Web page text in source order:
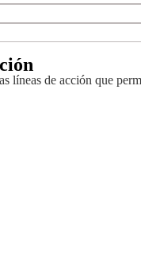
líneas de acción que